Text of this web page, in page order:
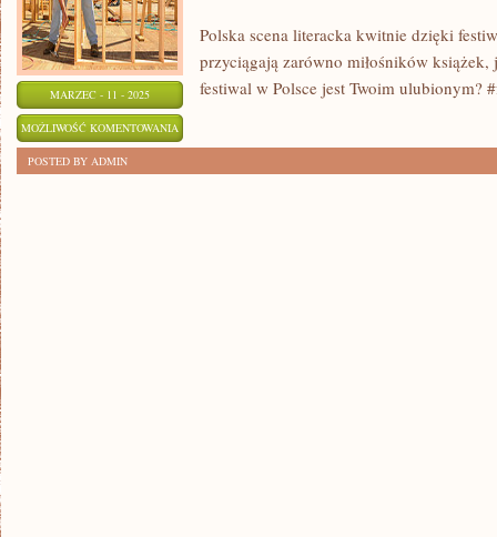
MARZEC - 11 - 2025
MOŻLIWOŚĆ KOMENTOWANIA
ZOSTAŁA WYŁĄCZONA
Polska scena literacka kwitnie dzięki
przyciągają zarówno miłośników
festiwal w Polsce jest Twoim ulubionym?
POSTED BY ADMIN